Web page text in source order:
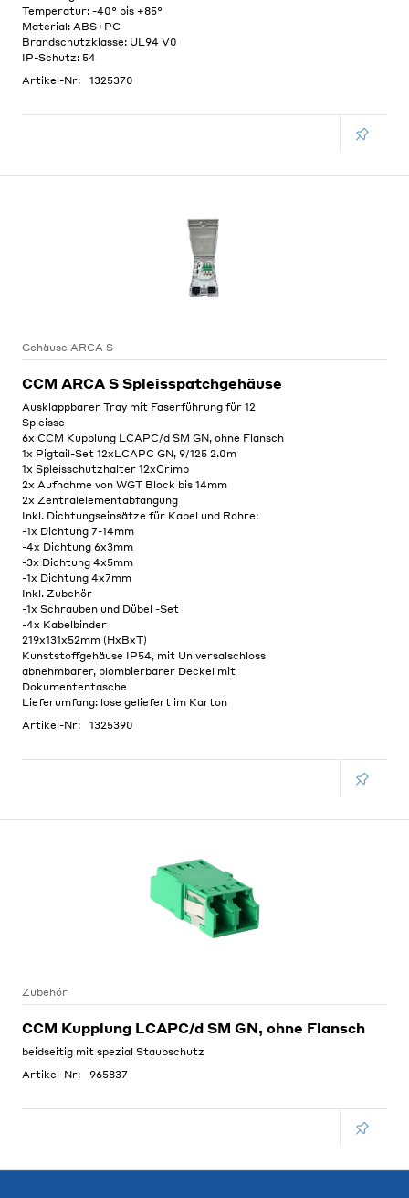
Temperatur: -40° bis +85°
Material: ABS+PC
Brandschutzklasse: UL94 V0
IP-Schutz: 54
Artikel-Nr:
1325370
Gehäuse ARCA S
CCM ARCA S Spleisspatchgehäuse
Ausklappbarer Tray mit Faserführung für 12
Spleisse
6x CCM Kupplung LCAPC/d SM GN, ohne Flansch
1x Pigtail-Set 12xLCAPC GN, 9/125 2.0m
1x Spleisschutzhalter 12xCrimp
2x Aufnahme von WGT Block bis 14mm
2x Zentralelementabfangung
Inkl. Dichtungseinsätze für Kabel und Rohre:
-1x Dichtung 7-14mm
-4x Dichtung 6x3mm
-3x Dichtung 4x5mm
-1x Dichtung 4x7mm
Inkl. Zubehör
-1x Schrauben und Dübel -Set
-4x Kabelbinder
219x131x52mm (HxBxT)
Kunststoffgehäuse IP54, mit Universalschloss
abnehmbarer, plombierbarer Deckel mit
Dokumententasche
Lieferumfang: lose geliefert im Karton
Artikel-Nr:
1325390
Zubehör
CCM Kupplung LCAPC/d SM GN, ohne Flansch
beidseitig mit spezial Staubschutz
Artikel-Nr:
965837